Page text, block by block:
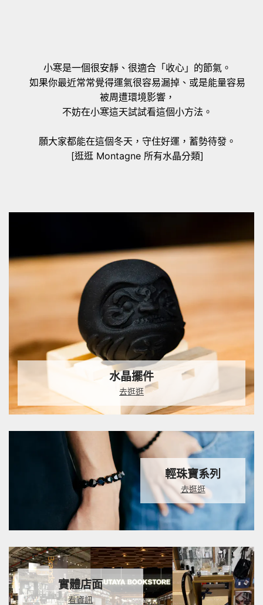
小寒是一個很安靜、很適合「收心」的節氣。
如果你最近常常覺得運氣很容易漏掉、或是能量容易
被周遭環境影響，
不妨在小寒這天試試看這個小方法。
願大家都能在這個冬天，守住好運，蓄勢待發。
[逛逛 Montagne 所有水晶分類]
水晶擺件
去逛逛
輕珠寶系列
去逛逛
實體店面
看資訊